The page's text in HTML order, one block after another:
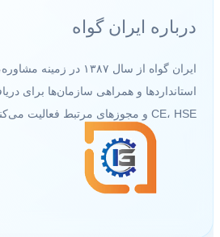
درباره ایران گواه
ایران گواه از سال ۱۳۸۷ در
CE، HSE و مجوزهای مرتبط فعالیت می‌کند.